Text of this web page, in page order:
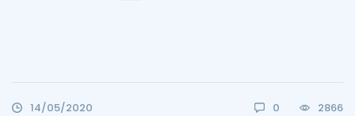
14/05/2020 0 2866